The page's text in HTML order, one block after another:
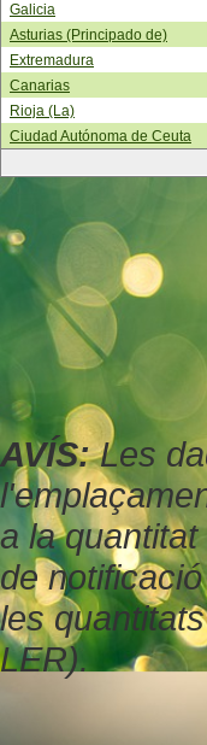
Galicia
Asturias (Principado de)
Extremadura
Canarias
Rioja (La)
Ciudad Autónoma de Ceuta
AVÍS:Les
a la
de
les
LER).